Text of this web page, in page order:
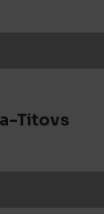
Titovs